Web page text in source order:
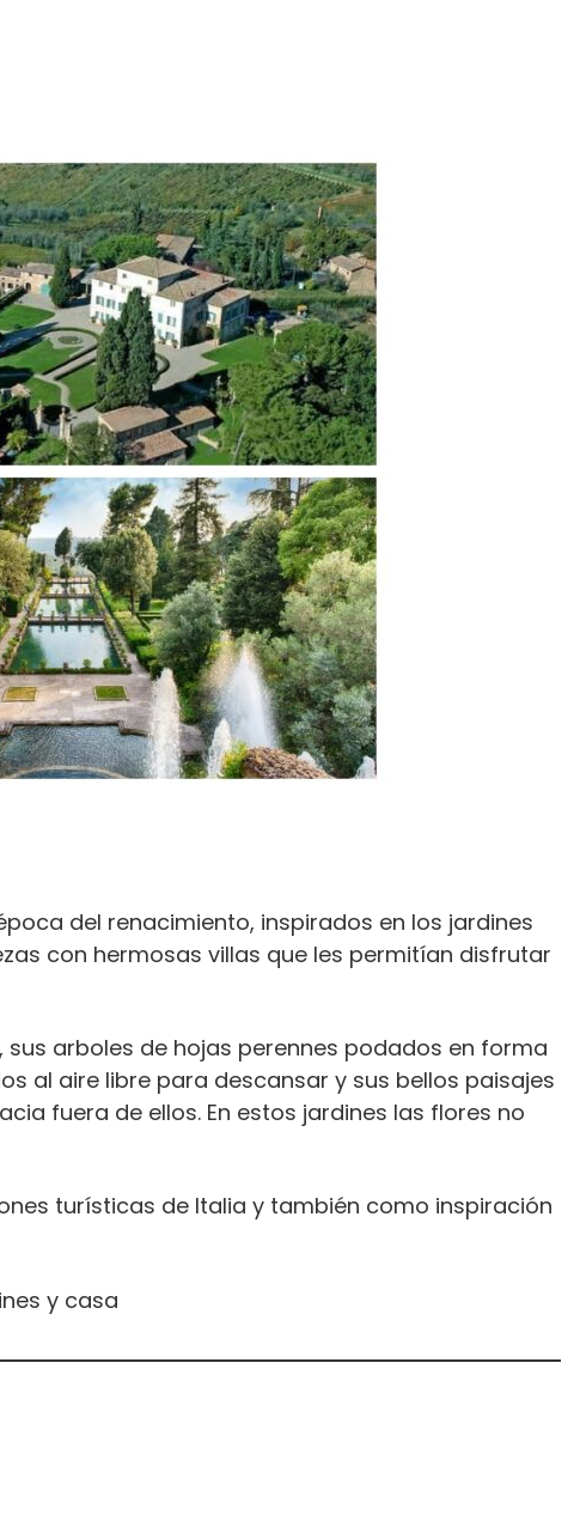
del renacimiento, inspirados en los jardines
con hermosas villas que les permitían disfrutar
arboles de hojas perennes podados en forma
al aire libre para descansar y sus bellos paisajes
fuera de ellos. En estos jardines las flores no
turísticas de Italia y también como inspiración
y casa